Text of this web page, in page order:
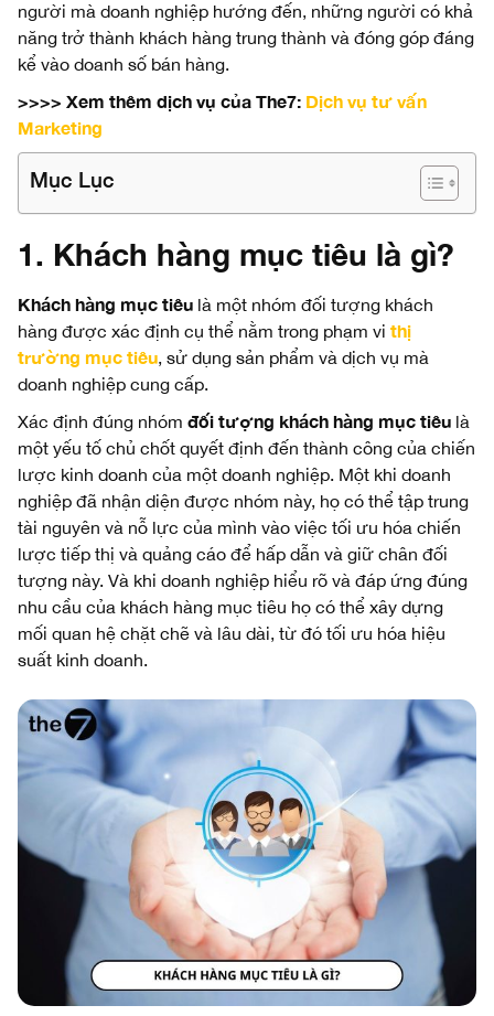
người mà doanh nghiệp hướng đến, những người có khả
năng trở thành khách hàng trung thành và đóng góp đáng
kể vào doanh số bán hàng.
>>>> Xem thêm dịch vụ của The7: Dịch vụ tư vấn
Marketing
Mục Lục
1. Khách hàng mục tiêu là gì?
Khách hàng mục tiêu là một nhóm đối tượng khách
hàng được xác định cụ thể nằm trong phạm vi thị
trường mục tiêu, sử dụng sản phẩm và dịch vụ mà
doanh nghiệp cung cấp.
Xác định đúng nhóm đối tượng khách hàng mục tiêu là
một yếu tố chủ chốt quyết định đến thành công của chiến
lược kinh doanh của một doanh nghiệp. Một khi doanh
nghiệp đã nhận diện được nhóm này, họ có thể tập trung
tài nguyên và nỗ lực của mình vào việc tối ưu hóa chiến
lược tiếp thị và quảng cáo để hấp dẫn và giữ chân đối
tượng này. Và khi doanh nghiệp hiểu rõ và đáp ứng đúng
nhu cầu của khách hàng mục tiêu họ có thể xây dựng
mối quan hệ chặt chẽ và lâu dài, từ đó tối ưu hóa hiệu
suất kinh doanh.